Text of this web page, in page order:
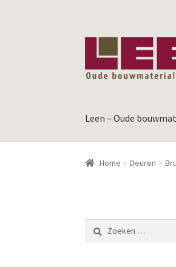
naar
navigatie
inhoud
Leen – Oude
Home Deuren
Zoeken
naar: